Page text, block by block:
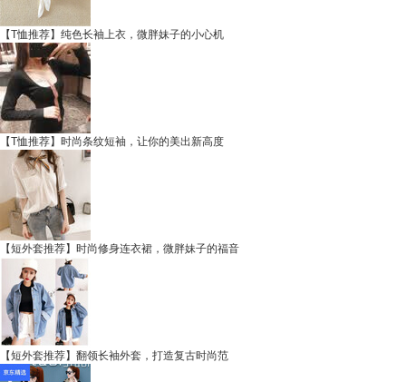
【T恤推荐】纯色长袖上衣，微胖妹子的小心机
【T恤推荐】时尚条纹短袖，让你的美出新高度
【短外套推荐】时尚修身连衣裙，微胖妹子的福音
【短外套推荐】翻领长袖外套，打造复古时尚范